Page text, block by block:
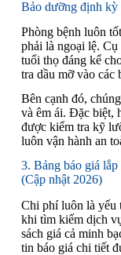
Bảo dưỡng định kỳ
Phòng bệnh luôn
phải là ngoại lệ.
tuổi thọ đáng kể
tra dầu mỡ vào các
Bên cạnh đó,
và êm ái. Đặc biệt,
được kiểm tra kỹ
luôn vận hành an
3. Bảng báo giá
(Cập nhật 2026)
Chi phí luôn là yếu
khi tìm kiếm dịch
sách giá cả minh
tin báo giá chi tiết